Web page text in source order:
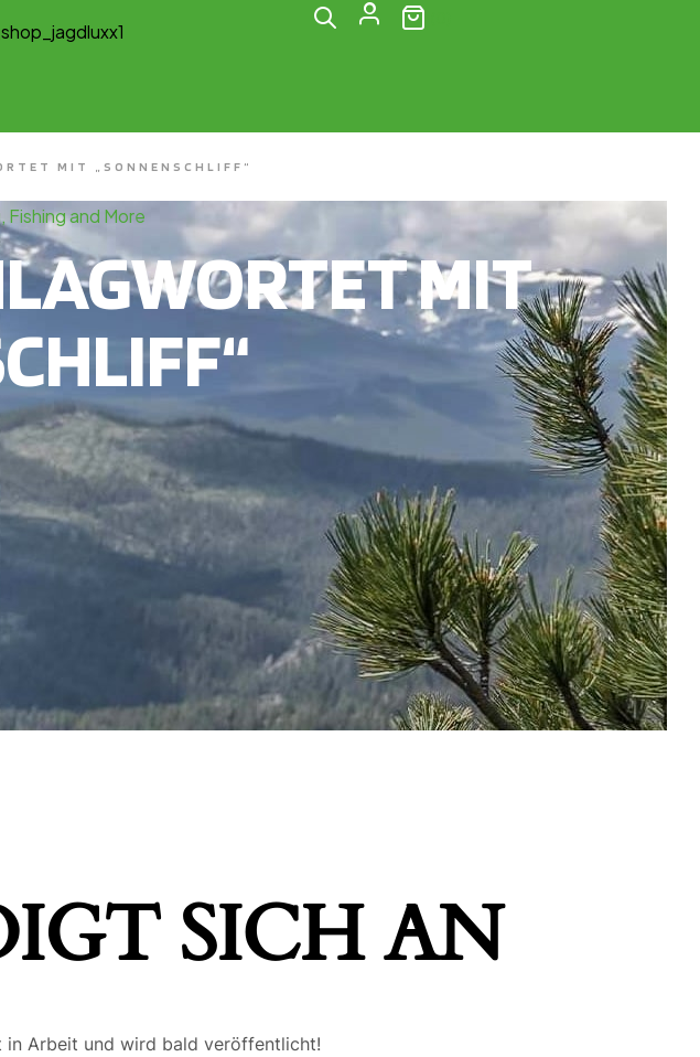
MIT „SONNENSCHLIFF“
and More
MIT
SICH AN
in Arbeit und wird bald veröffentlicht!